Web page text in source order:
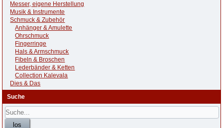
Messer, eigene Herstellung
Musik & Instrumente
Schmuck & Zubehör
Anhänger & Amulette
Ohrschmuck
Fingerringe
Hals & Armschmuck
Fibeln & Broschen
Lederbänder & Ketten
Collection Kalevala
Dies & Das
Suche